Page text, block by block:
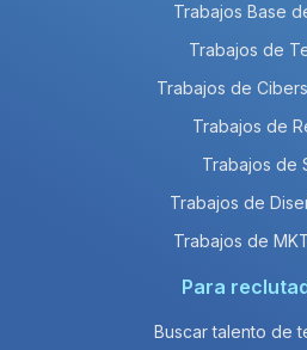
Trabajos Base
Trabajos de
Trabajos de
Trabajos de
Trabajos de
Trabajos de
Trabajos de
Para
Buscar talento de